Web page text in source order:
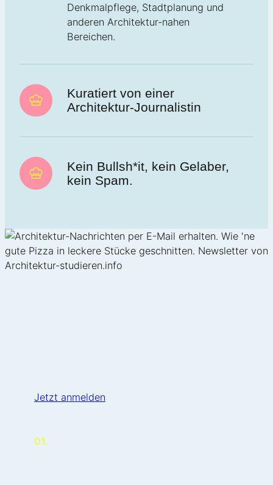
Denkmalpflege, Stadtplanung und
anderen Architektur-nahen
Bereichen.
Kuratiert von einer
Architektur-Journalistin
Kein Bullsh*it, kein Gelaber,
kein Spam.
Jetzt anmelden
01.